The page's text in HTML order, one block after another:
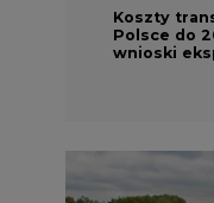
Koszty
Polsce do
wnioski